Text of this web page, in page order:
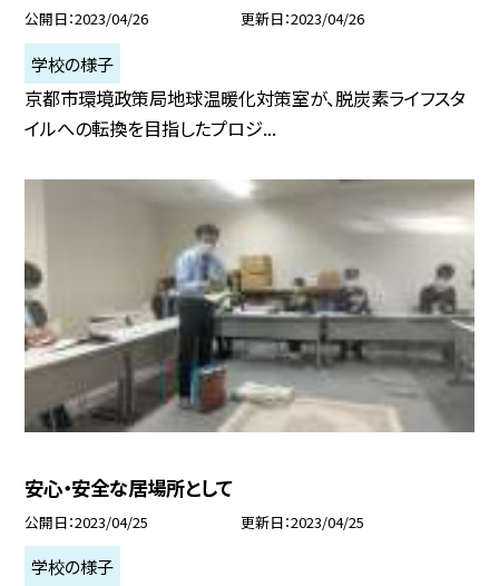
公開日 2023/04/26 更新日 2023/04/26
学校の様子
京都市環境政策局地球温暖化対策室が、脱炭素ライフスタ
イルへの転換を目指したプロジ...
安心・安全な居場所として
公開日 2023/04/25 更新日 2023/04/25
学校の様子